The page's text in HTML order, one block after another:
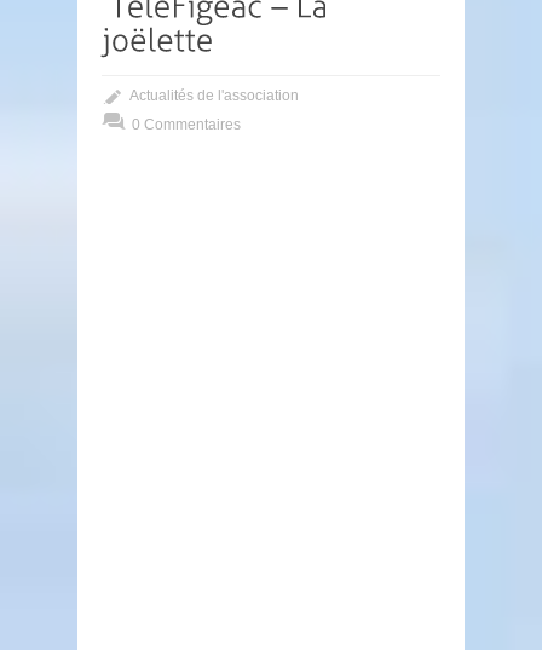
Actualités de l'association
0 Commentaires